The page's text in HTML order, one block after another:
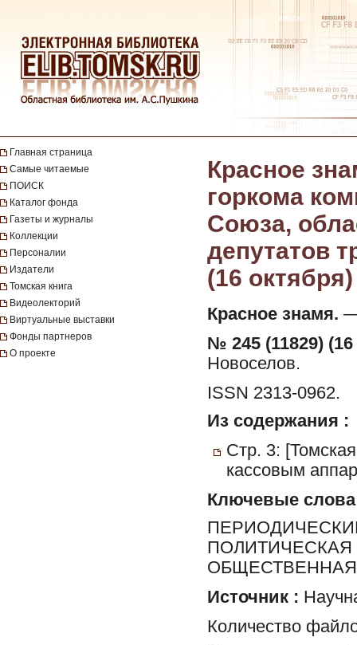
Главная страница
Самые читаемые
ПОИСК
Каталог фонда
Газеты и журналы
Коллекции
Персоналии
Издатели
Томская книга
Видеолекторий
Виртуальные выставки
Фонды партнеров
О проекте
Красное
горкома
Союза,
депутатов
(16 октября)
Красное знамя. —
№ 245 (11829) (16
Новоселов.
ISSN 2313-0962.
Из содержания :
Стр. 3:
кассовым
Ключевые слова
Источник :
Количество